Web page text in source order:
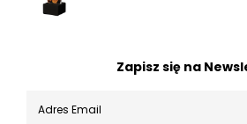
Zapisz się na